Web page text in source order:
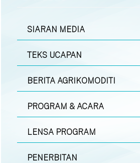
SIARAN MEDIA
TEKS UCAPAN
BERITA AGRIKOMODITI
PROGRAM & ACARA
LENSA PROGRAM
PENERBITAN